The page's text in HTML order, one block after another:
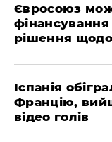
Євросоюз
рішення щодо
Іспанія
Францію,
відео голів